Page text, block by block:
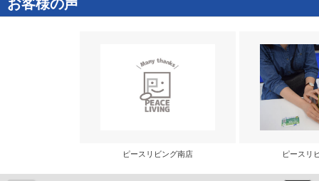
お客様の声
ピースリビング南店 ピースリ